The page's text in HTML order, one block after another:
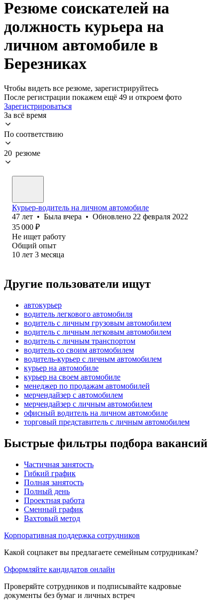
Резюме соискателей на
должность курьера на
личном автомобиле в
Березниках
Чтобы видеть все резюме, зарегистрируйтесь
После регистрации покажем ещё 49 и откроем фото
Зарегистрироваться
За всё время
По соответствию
20 резюме
Курьер-водитель на личном автомобиле
47 лет • Была вчера • Обновлено 22 февраля 2022
35 000 ₽
Не ищет работу
Общий опыт
10 лет 3 месяца
Другие пользователи ищут
автокурьер
водитель легкового автомобиля
водитель с личным грузовым автомобилем
водитель с личным легковым автомобилем
водитель с личным транспортом
водитель со своим автомобилем
водитель-курьер с личным автомобилем
курьер на автомобиле
курьер на своем автомобиле
менеджер по продажам автомобилей
мерчендайзер с автомобилем
мерчендайзер с личным автомобилем
офисный водитель на личном автомобиле
торговый представитель с личным автомобилем
Быстрые фильтры подбора вакансий
Частичная занятость
Гибкий график
Полная занятость
Полный день
Проектная работа
Сменный график
Вахтовый метод
Корпоративная поддержка сотрудников
Какой соцпакет вы предлагаете семейным сотрудникам?
Оформляйте кандидатов онлайн
Проверяйте сотрудников и подписывайте кадровые
документы без бумаг и личных встреч